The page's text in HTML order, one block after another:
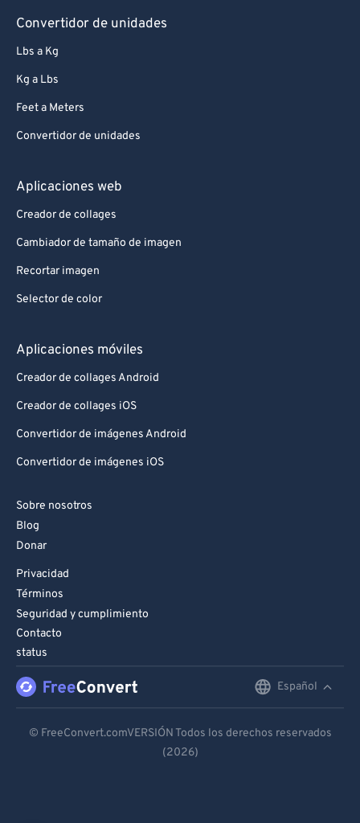
Convertidor de unidades
Lbs a Kg
Kg a Lbs
Feet a Meters
Convertidor de unidades
Aplicaciones web
Creador de collages
Cambiador de tamaño de imagen
Recortar imagen
Selector de color
Aplicaciones móviles
Creador de collages Android
Creador de collages iOS
Convertidor de imágenes Android
Convertidor de imágenes iOS
Sobre nosotros
Blog
Donar
Privacidad
Términos
Seguridad y cumplimiento
Contacto
status
Español
Español
© FreeConvert.comVERSIÓN Todos los derechos reservados
(2026)